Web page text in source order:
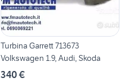
Turbina Garrett 713673
Volkswagen 1.9, Audi, Skoda
340 €